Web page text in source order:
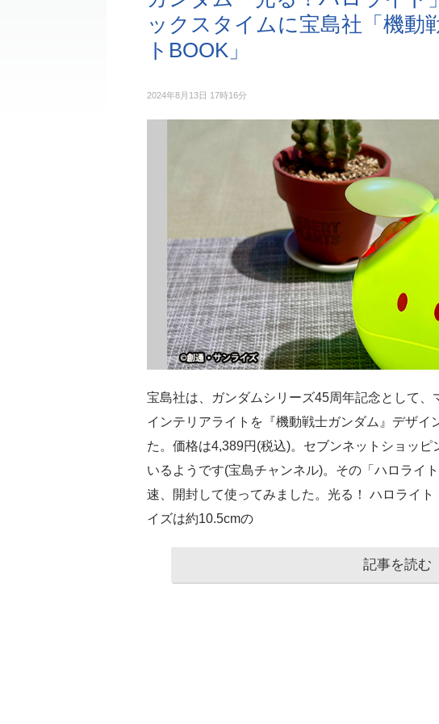
ックスタイムに宝島社「機動
トBOOK」
2024年8月13日 17時16分
宝島社は、ガンダムシリーズ45周年記念として
インテリアライトを『機動戦士ガンダム』デザイ
た。価格は4,389円(税込)。セブンネットショッピ
いるようです(宝島チャンネル)。その「ハロライ
速、開封して使ってみました。光る！ ハロライ
イズは約10.5cmの
記事を読む